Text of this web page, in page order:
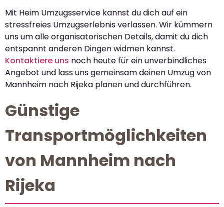
Mit Heim Umzugsservice kannst du dich auf ein
stressfreies Umzugserlebnis verlassen. Wir kümmern
uns um alle organisatorischen Details, damit du dich
entspannt anderen Dingen widmen kannst.
Kontaktiere uns noch heute für ein unverbindliches
Angebot und lass uns gemeinsam deinen Umzug von
Mannheim nach Rijeka planen und durchführen.
Günstige
Transportmöglichkeiten
von Mannheim nach
Rijeka